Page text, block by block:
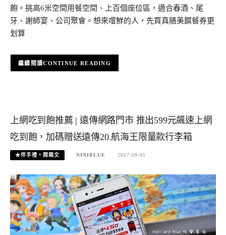
飽。挑高6米空間用餐空間、上百個座位區，適合春酒、尾
牙、謝師宴、公司聚會。想來嚐鮮的人，先買真膳美饌餐券更
划算
CONTINUE READING
上網吃到飽推薦 | 遠傳網路門市 推出599元飆速上網
吃到飽，加碼贈送遠傳20.航海王限量款行李箱
★伴手禮。開箱文 NINIBLUE 2017-09-01